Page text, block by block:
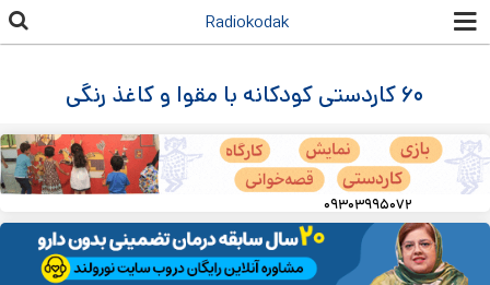
محتوای
Radiokodak
۶۰ کاردستی کودکانه با مقوا و کاغذ رنگی
۰۹۳۰۳۹۹۵۰۷۲